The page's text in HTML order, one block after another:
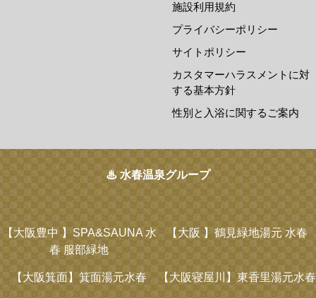
施設利用規約
プライバシーポリシー
サイトポリシー
カスタマーハラスメントに対
する基本方針
性別と入浴に関するご案内
♨ 水春温泉グループ
【大阪豊中 】SPA&SAUNA 水
春 服部緑地
【大阪 】鶴見緑地湯元 水春
【大阪箕面】箕面湯元水春 【大阪寝屋川】 東香里湯元水春